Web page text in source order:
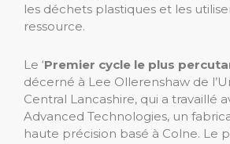
les déchets plastiques et les
ressource.
Le ‘Premier cycle le plus
décerné à Lee Ollerenshaw de
Central Lancashire, qui a travaillé
Advanced Technologies, un
haute précision basé à Colne. Le